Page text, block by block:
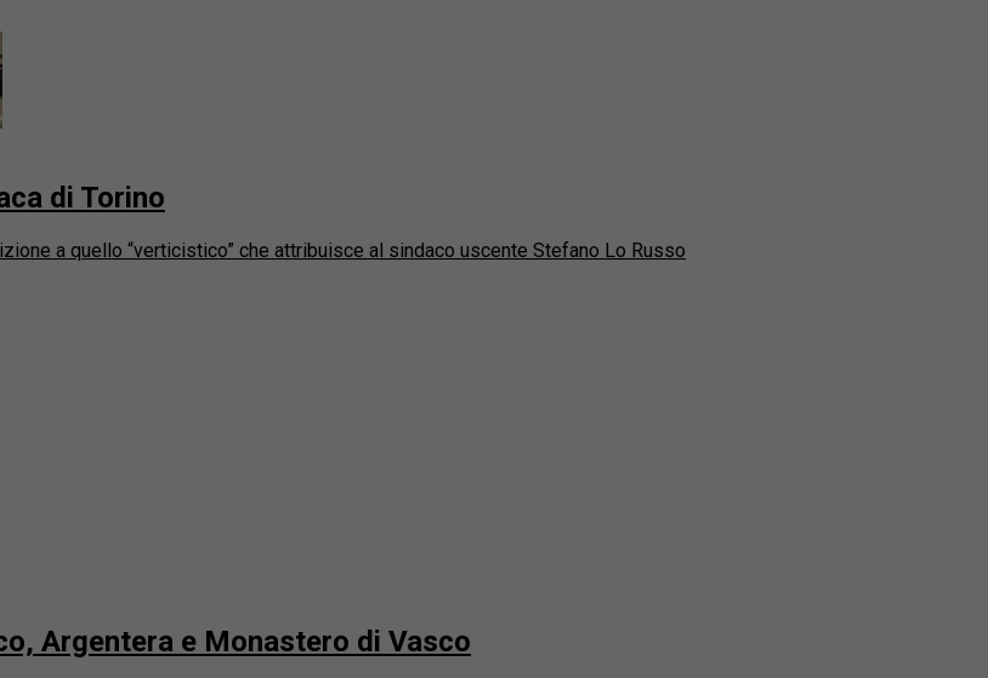
di Torino
a quello “verticistico” che attribuisce al sindaco uscente Stefano Lo Russo
Argentera e Monastero di Vasco